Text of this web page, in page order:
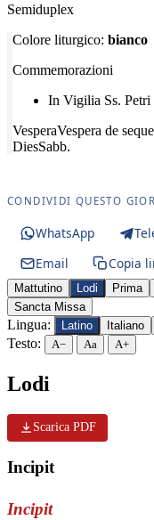
Semiduplex
Colore liturgico: bianco
Commemorazioni
In Vigilia Ss.
VesperaVespera de
DiesSabb.
CONDIVIDI QUESTO
WhatsApp
Email
Copia
Mattutino Lodi Prima
Sancta Missa
Lingua: Latino Italiano
Testo: A− Aa A+
Lodi
Scarica PDF
Incipit
Incipit